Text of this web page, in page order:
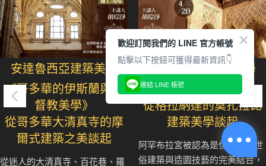
安達魯西亞建築美學
《哥多華的伊斯蘭與基
督教美學》
從哥多華大清真寺的摩
爾式建築之美談起
從迷人的大清真寺、百花巷、羅
安達魯西亞建築美學
《阿罕布拉宮的回憶》
從格拉納達的莫扎拉比
建築美學談起
阿罕布拉宮被認為是伊斯蘭教世
俗建築與造園技藝的完美結合，
歡迎訂閱我們的 LINE 官方帳號
點擊以下按鈕可獲得最新資訊👇
連結 LINE 帳號